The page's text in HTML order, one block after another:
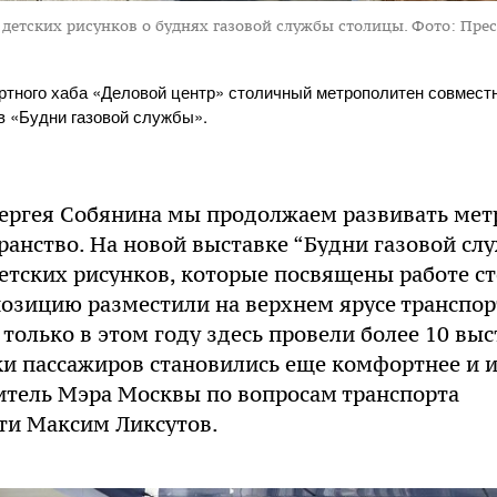
рисунков о буднях газовой службы столицы. Фото:
хаба «Деловой центр» столичный метрополитен
«Будни газовой службы».
Собянина мы продолжаем развивать
На новой выставке “Будни газовой
рисунков, которые посвящены работе
разместили на верхнем ярусе
в этом году здесь провели более 10
пассажиров становились еще комфортнее и
Мэра Москвы по вопросам транспорта
Максим Ликсутов.